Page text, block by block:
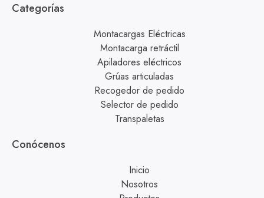
Categorías
Montacargas Eléctricas
Montacarga retráctil
Apiladores eléctricos
Grúas articuladas
Recogedor de pedido
Selector de pedido
Transpaletas
Conócenos
Inicio
Nosotros